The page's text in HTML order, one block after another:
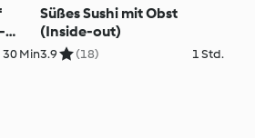
30 Min
Süßes Sushi mit Obst
(Inside-out)
3.9 (18) 1 Std.